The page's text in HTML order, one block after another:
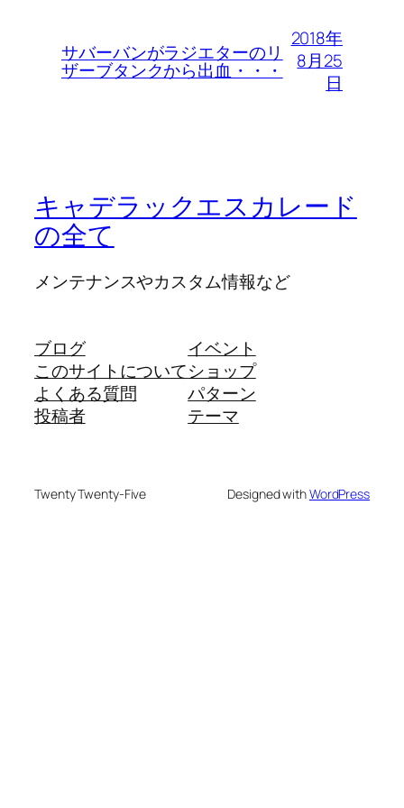
サバーバンがラジエターのリ
ザーブタンクから出血・・・
2018年
8月25
日
キャデラックエスカレード
の全て
メンテナンスやカスタム情報など
ブログ
このサイトについて
よくある質問
投稿者
イベント
ショップ
パターン
テーマ
Twenty Twenty-Five Designed withWordPress